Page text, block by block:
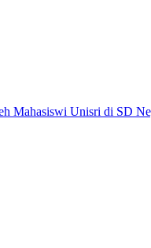
Mahasiswi Unisri di SD